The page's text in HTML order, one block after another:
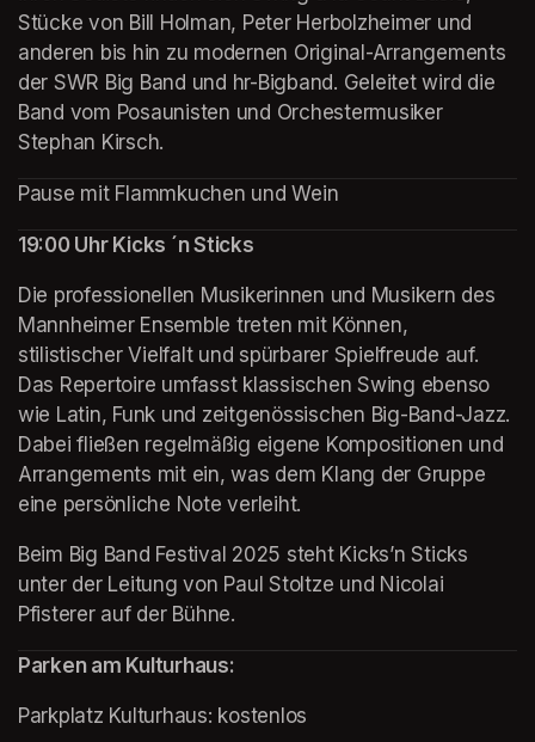
Stücke von Bill Holman, Peter Herbolzheimer und
anderen bis hin zu modernen Original-Arrangements
der SWR Big Band und hr-Bigband. Geleitet wird die
Band vom Posaunisten und Orchestermusiker
Stephan Kirsch.
Pause mit Flammkuchen und Wein
19:00 Uhr Kicks ´n Sticks
Die professionellen Musikerinnen und Musikern des
Mannheimer Ensemble treten mit Können,
stilistischer Vielfalt und spürbarer Spielfreude auf.
Das Repertoire umfasst klassischen Swing ebenso
wie Latin, Funk und zeitgenössischen Big-Band-Jazz.
Dabei fließen regelmäßig eigene Kompositionen und
Arrangements mit ein, was dem Klang der Gruppe
eine persönliche Note verleiht.
Beim Big Band Festival 2025 steht Kicks’n Sticks
unter der Leitung von Paul Stoltze und Nicolai
Pfisterer auf der Bühne.
Parken am Kulturhaus:
Parkplatz Kulturhaus: kostenlos